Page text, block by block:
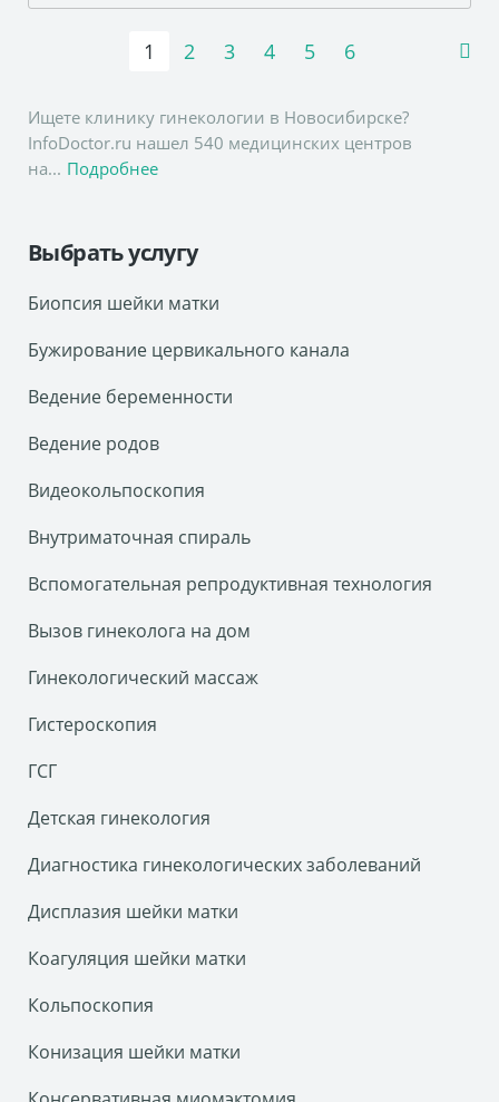
1 2 3 4 5 6
Ищете клинику гинекологии в Новосибирске?
InfoDoctor.ru нашел 540 медицинских центров
на... Подробнее
Выбрать услугу
Биопсия шейки матки
Бужирование цервикального канала
Ведение беременности
Ведение родов
Видеокольпоскопия
Внутриматочная спираль
Вспомогательная репродуктивная технология
Вызов гинеколога на дом
Гинекологический массаж
Гистероскопия
ГСГ
Детская гинекология
Диагностика гинекологических заболеваний
Дисплазия шейки матки
Коагуляция шейки матки
Кольпоскопия
Конизация шейки матки